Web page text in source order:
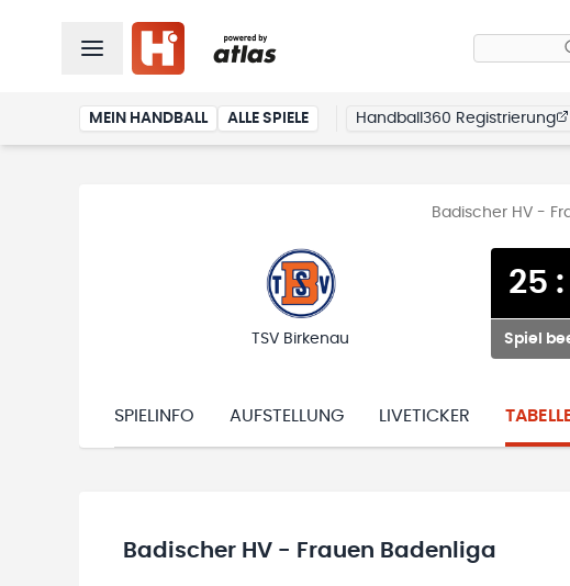
MEIN HANDBALL ALLE SPIELE Handball360 Registrierung
Badischer HV -
TSV Birkenau
25 :
Spiel
SPIELINFO AUFSTELLUNG LIVETICKER
Badischer HV - Frauen Badenliga